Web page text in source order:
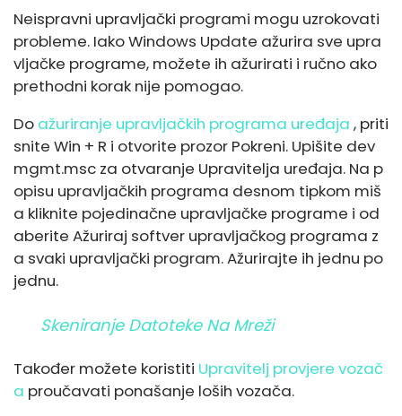
Neispravni upravljački programi mogu uzrokovati
probleme. Iako Windows Update ažurira sve upra
vljačke programe, možete ih ažurirati i ručno ako
prethodni korak nije pomogao.
Do ažuriranje upravljačkih programa uređaja , priti
snite Win + R i otvorite prozor Pokreni. Upišite dev
mgmt.msc za otvaranje Upravitelja uređaja. Na p
opisu upravljačkih programa desnom tipkom miš
a kliknite pojedinačne upravljačke programe i od
aberite Ažuriraj softver upravljačkog programa z
a svaki upravljački program. Ažurirajte ih jednu po
jednu.
Skeniranje Datoteke Na Mreži
Također možete koristiti Upravitelj provjere vozač
a proučavati ponašanje loših vozača.